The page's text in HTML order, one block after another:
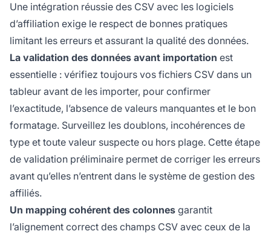
Une intégration réussie des CSV avec les logiciels
d’affiliation exige le respect de bonnes pratiques
limitant les erreurs et assurant la qualité des données.
La validation des données avant importation est
essentielle : vérifiez toujours vos fichiers CSV dans un
tableur avant de les importer, pour confirmer
l’exactitude, l’absence de valeurs manquantes et le bon
formatage. Surveillez les doublons, incohérences de
type et toute valeur suspecte ou hors plage. Cette étape
de validation préliminaire permet de corriger les erreurs
avant qu’elles n’entrent dans le système de gestion des
affiliés.
Un mapping cohérent des colonnes garantit
l’alignement correct des champs CSV avec ceux de la